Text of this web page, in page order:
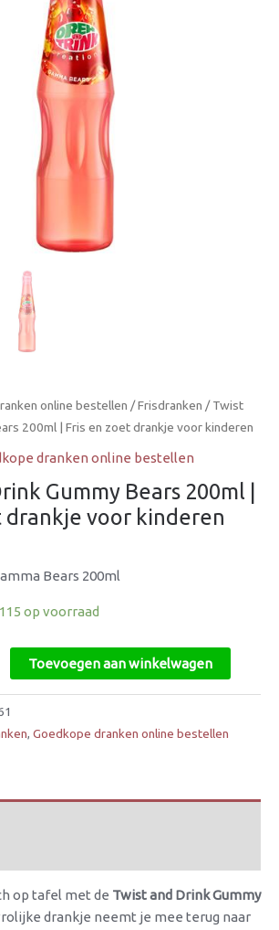
online bestellen /Frisdranken / Twist
200ml | Fris en zoet drankje voor kinderen
dranken online bestellen
Gummy Bears 200ml |
drankje voor kinderen
Bears 200ml
115 op voorraad
Toevoegen aan winkelwagen
, Goedkope dranken online bestellen
op tafel met de Twist and Drink Gummy
drankje neemt je mee terug naar